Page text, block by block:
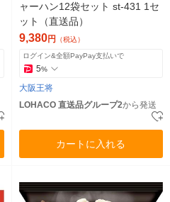
ャーハン12袋セット st-431 1セ
ット（直送品）
9,380円 （税込）
ログイン&全額PayPay支払いで
5%
大阪王将
LOHACO 直送品グループ2から発送
カートに入れる